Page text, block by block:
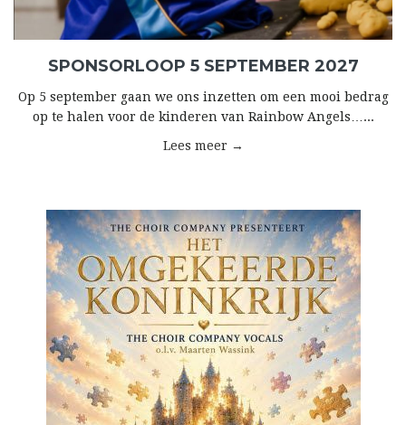
SPONSORLOOP 5 SEPTEMBER 2027
Op 5 september gaan we ons inzetten om een mooi bedrag
op te halen voor de kinderen van Rainbow Angels…...
Lees meer →